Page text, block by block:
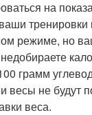
на
режиме, но
грамм
весы не будут
веса.